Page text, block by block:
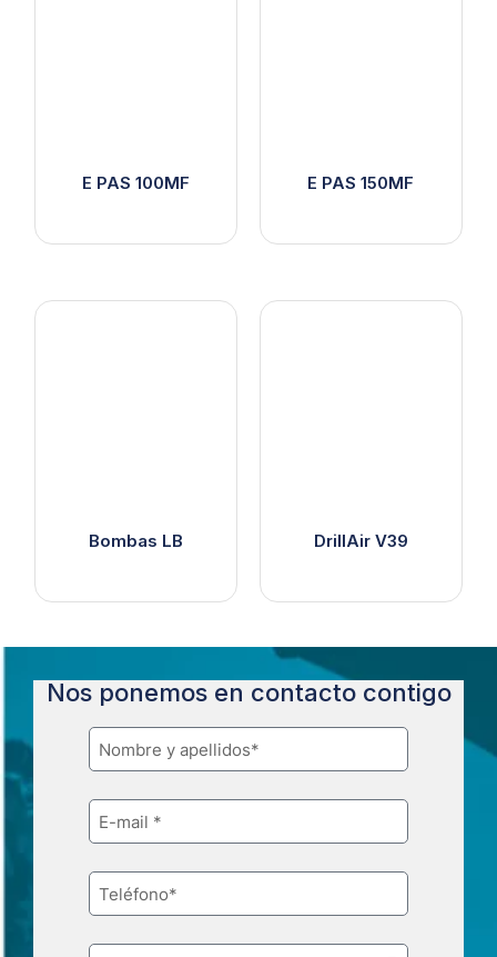
E PAS 100MF E PAS 150MF
Bombas LB DrillAir V39
Nos ponemos en contacto contigo